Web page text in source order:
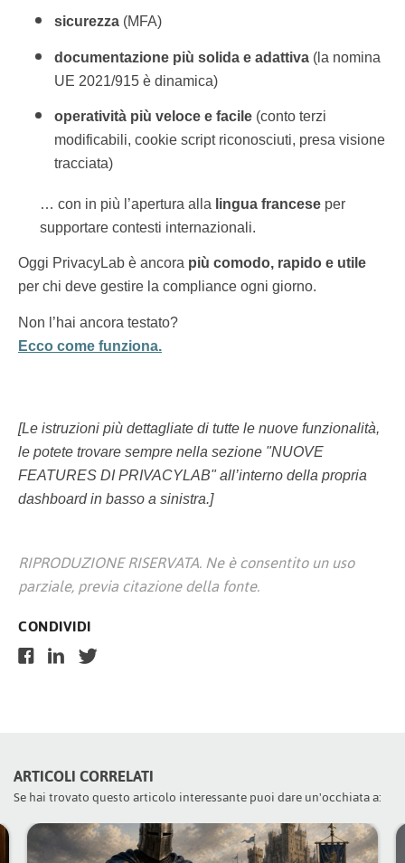
sicurezza (MFA)
documentazione più solida e adattiva (la nomina
UE 2021/915 è dinamica)
operatività più veloce e facile (conto terzi
modificabili, cookie script riconosciuti, presa visione
tracciata)
… con in più l’apertura alla lingua francese per
supportare contesti internazionali.
Oggi PrivacyLab è ancora più comodo, rapido e utile
per chi deve gestire la compliance ogni giorno.
Non l’hai ancora testato?
Ecco come funziona.
[Le istruzioni più dettagliate di tutte le nuove funzionalità,
le potete trovare sempre nella sezione "NUOVE
FEATURES DI PRIVACYLAB" all’interno della propria
dashboard in basso a sinistra.]
RIPRODUZIONE RISERVATA. Ne è consentito un uso
parziale, previa citazione della fonte.
CONDIVIDI
ARTICOLI CORRELATI
Se hai trovato questo articolo interessante puoi dare un'occhiata a: